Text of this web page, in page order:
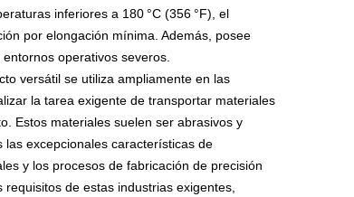
inferiores a 180 °C (356 °F), el
por elongación mínima. Además, posee
operativos severos.
versátil se utiliza ampliamente en las
la tarea exigente de transportar materiales
Estos materiales suelen ser abrasivos y
excepcionales características de
y los procesos de fabricación de precisión
de estas industrias exigentes,